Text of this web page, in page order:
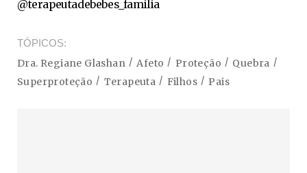
@terapeutadebebes_familia
TÓPICOS
Dra. Regiane Glashan Afeto Proteção
Quebra
Superproteção
Terapeuta Filhos Pais